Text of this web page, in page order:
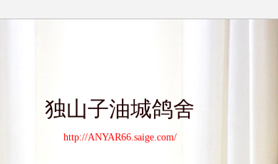
独山子油城鸽舍
http://ANYAR66.saige.com/